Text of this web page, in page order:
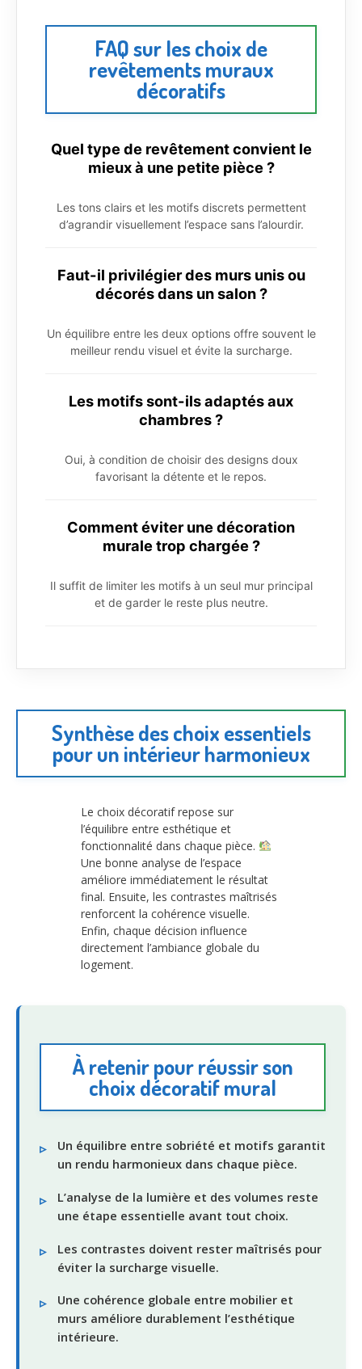
FAQ sur les choix de
revêtements muraux
décoratifs
Quel type de revêtement convient le
mieux à une petite pièce ?
Les tons clairs et les motifs discrets permettent
d’agrandir visuellement l’espace sans l’alourdir.
Faut-il privilégier des murs unis ou
décorés dans un salon ?
Un équilibre entre les deux options offre souvent le
meilleur rendu visuel et évite la surcharge.
Les motifs sont-ils adaptés aux
chambres ?
Oui, à condition de choisir des designs doux
favorisant la détente et le repos.
Comment éviter une décoration
murale trop chargée ?
Il suffit de limiter les motifs à un seul mur principal
et de garder le reste plus neutre.
Synthèse des choix essentiels
pour un intérieur harmonieux
Le choix décoratif repose sur
l’équilibre entre esthétique et
fonctionnalité dans chaque pièce.
Une bonne analyse de l’espace
améliore immédiatement le résultat
final. Ensuite, les contrastes maîtrisés
renforcent la cohérence visuelle.
Enfin, chaque décision influence
directement l’ambiance globale du
logement.
À retenir pour réussir son
choix décoratif mural
Un équilibre entre sobriété et motifs garantit
un rendu harmonieux dans chaque pièce.
L’analyse de la lumière et des volumes reste
une étape essentielle avant tout choix.
Les contrastes doivent rester maîtrisés pour
éviter la surcharge visuelle.
Une cohérence globale entre mobilier et
murs améliore durablement l’esthétique
intérieure.